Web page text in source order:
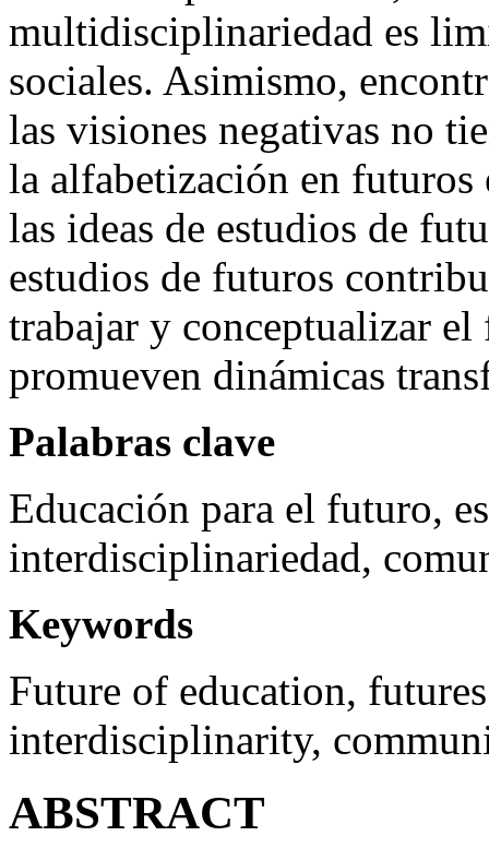
multidisciplinariedad es
sociales. Asimismo,
las visiones negativas no
la alfabetización en futuros
las ideas de estudios de
estudios de futuros
trabajar y conceptualizar
promueven dinámicas
Palabras clave
Educación para el futuro,
interdisciplinariedad,
Keywords
Future of education,
interdisciplinarity,
ABSTRACT